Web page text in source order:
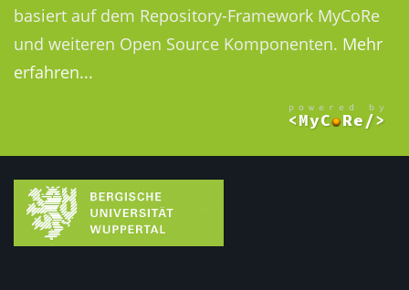
basiert auf dem Repository-Framework MyCoRe
und weiteren Open Source Komponenten. Mehr
erfahren...